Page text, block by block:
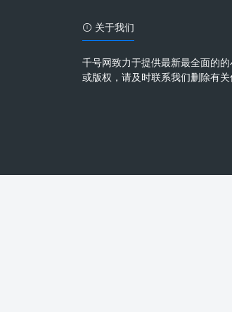
关于我们
千号网致力于提供最新最全面的
或版权，请及时联系我们删除有关